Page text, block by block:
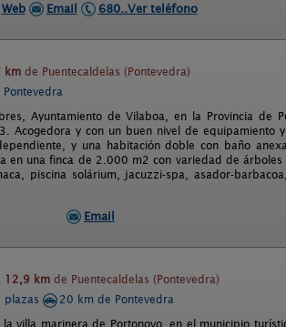
Web Email 680..Ver teléfono
km de Puentecaldelas (Pontevedra)
Ayuntamiento de Vilaboa, en la Provincia de
y con un buen nivel de equipamiento
y una habitación doble con baño
en una finca de 2.000 m2 con variedad de árboles
piscina solárium, jacuzzi-spa, asador-
Email
12,9 km de Puentecaldelas (Pontevedra)
plazas
20 km de Pontevedra
villa marinera de Portonovo, en el municipio